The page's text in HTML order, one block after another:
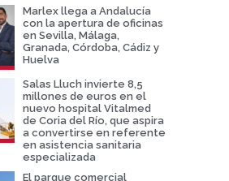
Marlex llega a Andalucía
con la apertura de oficinas
en Sevilla, Málaga,
Granada, Córdoba, Cádiz y
Huelva
Salas Lluch invierte 8,5
millones de euros en el
nuevo hospital Vitalmed
de Coria del Río, que aspira
a convertirse en referente
en asistencia sanitaria
especializada
El parque comercial